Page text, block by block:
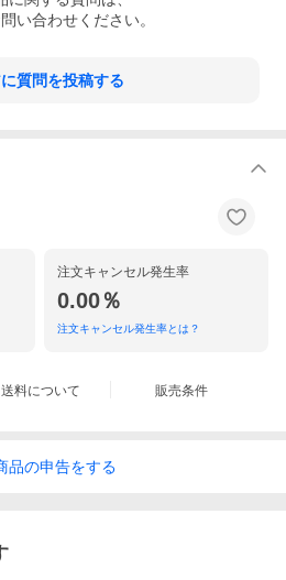
い合わせください。
質問を投稿する
注文キャンセル発生率
0.00％
注文キャンセル発生率とは？
送料について 販売条件
品の申告をする